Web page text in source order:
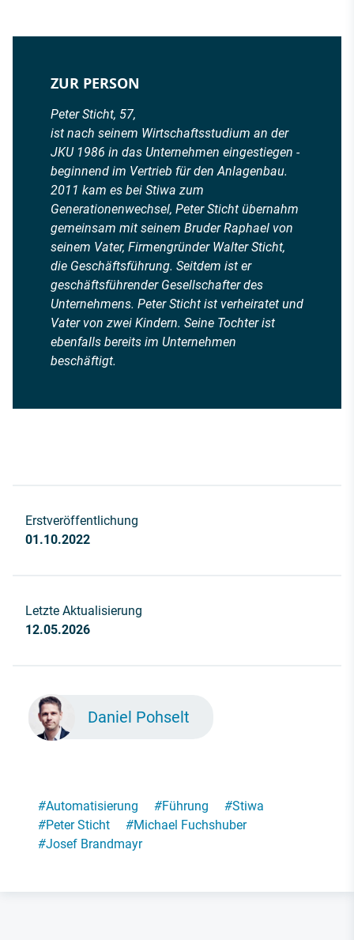
ZUR PERSON
Peter Sticht, 57,
ist nach seinem Wirtschaftsstudium an der
JKU 1986 in das Unternehmen eingestiegen -
beginnend im Vertrieb für den Anlagenbau.
2011 kam es bei Stiwa zum
Generationenwechsel, Peter Sticht übernahm
gemeinsam mit seinem Bruder Raphael von
seinem Vater, Firmengründer Walter Sticht,
die Geschäftsführung. Seitdem ist er
geschäftsführender Gesellschafter des
Unternehmens. Peter Sticht ist verheiratet und
Vater von zwei Kindern. Seine Tochter ist
ebenfalls bereits im Unternehmen
beschäftigt.
Erstveröffentlichung
01.10.2022
Letzte Aktualisierung
12.05.2026
Daniel Pohselt
#Automatisierung #Führung #Stiwa
#Peter Sticht #Michael Fuchshuber
#Josef Brandmayr